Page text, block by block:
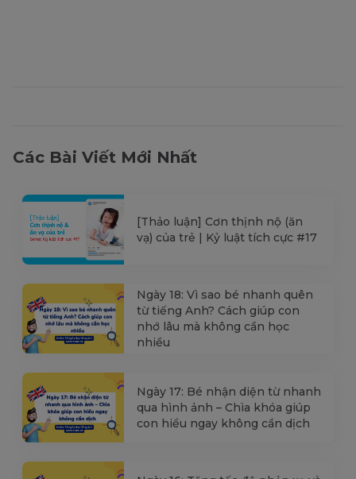
Các Bài Viết Mới Nhất
[Thảo luận] Cơn thịnh nộ (ăn
vạ) của trẻ | Kỷ luật tích cực #17
Ngày 18: Vì sao bé nhanh quên
từ tiếng Anh? Cách giúp con
nhớ lâu mà không cần học
nhiều
Ngày 17: Bé nhận diện từ nhanh
qua hình ảnh – Chìa khóa giúp
con hiểu ngay không cần dịch